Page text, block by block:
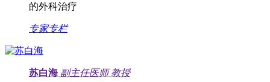
的外科治疗
专家专栏
苏白海 副主任医师 教授